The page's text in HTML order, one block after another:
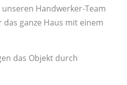
Handwerker-Team
ganze Haus mit einem
das Objekt durch